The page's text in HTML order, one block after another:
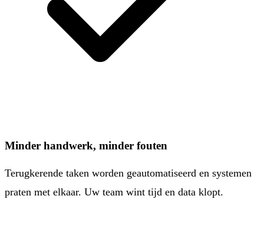
Minder handwerk, minder fouten
Terugkerende taken worden geautomatiseerd en systemen
praten met elkaar. Uw team wint tijd en data klopt.